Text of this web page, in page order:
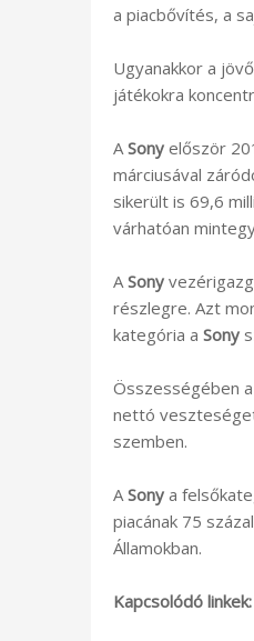
a piacbővítés, a
Ugyanakkor a
játékokra
A Sony először
márciusával
sikerült is 69,6
várhatóan
A Sony
részlegre. Azt
kategória a Sony
Összességében a
nettó
szemben.
A Sony a
piacának 75
Államokban.
Kapcsolódó linkek: